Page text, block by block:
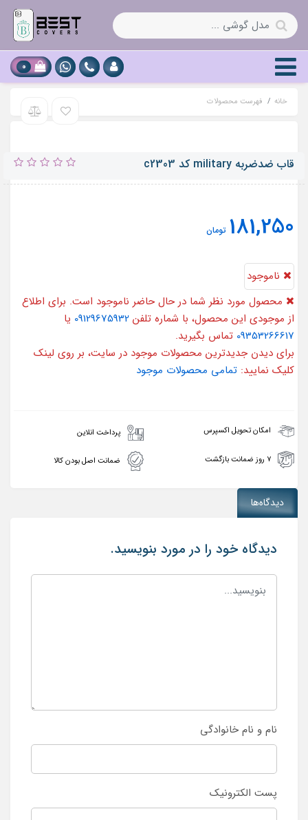
0
خانه فهرست محصولات
قاب ضدضربه military کد c2303
181,250 تومان
ناموجود
محصول مورد نظر شما در حال حاضر ناموجود است. برای اطلاع
از موجودی این محصول، با شماره تلفن 09129675932 یا
09353266617 تماس بگیرید.
برای دیدن جدیدترین محصولات موجود در سایت، بر روی لینک
کلیک نمایید: تمامی محصولات موجود
امکان تحویل اکسپرس پرداخت انلاین
۷ روز ضمانت بازگشت ضمانت اصل بودن کالا
دیدگاه‌ها
دیدگاه خود را در مورد بنویسید.
نام و نام خانوادگی
پست الکترونیک